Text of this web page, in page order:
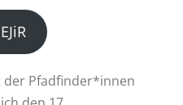
der Pfadfinder*innen